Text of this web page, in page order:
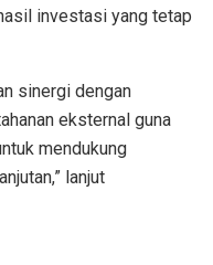
investasi yang tetap
sinergi dengan
eksternal guna
mendukung
lanjut